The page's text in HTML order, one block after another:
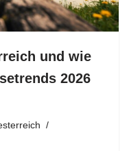
und wie
2026